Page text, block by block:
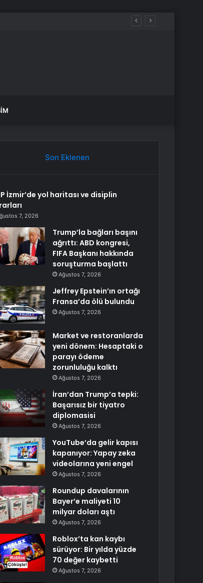
Son Eklenen
İzmir’de yol haritası ve disiplin
7, 2026
Trump’la bağları başını
ağrıttı: ABD kongresi,
FIFA Başkanı hakkında
soruşturma başlattı
Ağustos 7, 2026
Jeffrey Epstein’ın ortağı
Fransa’da ölü bulundu
Ağustos 7, 2026
Market ve restoranlarda
yeni dönem: Hesaptaki o
parayı ödeme
zorunluluğu kalktı
Ağustos 7, 2026
İran’dan Trump’a tepki:
Başarısız bir tiyatro
diplomasisi
Ağustos 7, 2026
YouTube’da gelir kapısı
kapanıyor: Yapay zeka
videolarına yeni engel
Ağustos 7, 2026
Roundup davalarının
Bayer’e maliyeti 10
milyar doları aştı
Ağustos 7, 2026
Roblox’ta kan kaybı
sürüyor: Bir yılda yüzde
70 değer kaybetti
Ağustos 7, 2026